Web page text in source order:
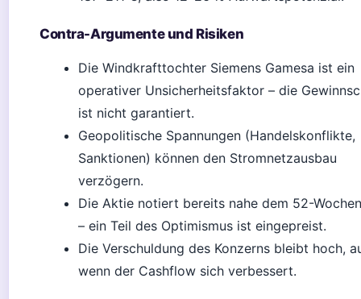
Contra-Argumente und Risiken
Die Windkrafttochter Siemens Gamesa ist ein
operativer Unsicherheitsfaktor – die
ist nicht garantiert.
Geopolitische Spannungen (Handelskonflikte,
Sanktionen) können den Stromnetzausbau
verzögern.
Die Aktie notiert bereits nahe dem 52-
– ein Teil des Optimismus ist eingepreist.
Die Verschuldung des Konzerns bleibt hoch,
wenn der Cashflow sich verbessert.